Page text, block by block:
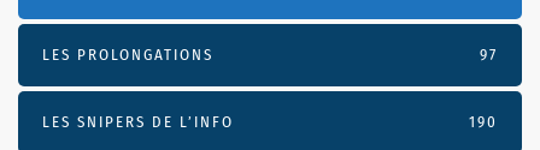
LES PROLONGATIONS 97
LES SNIPERS DE L’INFO 190